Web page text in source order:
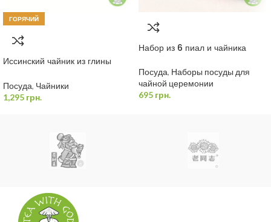
ГОРЯЧИЙ
Иссинский чайник из глины
Посуда, Чайники
1,295 грн.
Набор из 6 пиал и чайника
Посуда, Наборы посуды для
чайной церемонии
695 грн.